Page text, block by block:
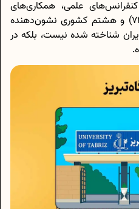
علمی، همکاری‌های
بین‌المللی و رتبه‌بندی جهانی (726) و هشتم کشوری نشون‌دهنده
شناخته شده نیست، بلکه در